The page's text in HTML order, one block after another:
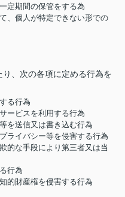
定期間の保管をする為
、個人が特定できない形での
、次の各項に定める行為を
る行為
ービスを利用する行為
を送信又は書き込む行為
ライバシー等を侵害する行為
的な手段により第三者又は当
行為
的財産権を侵害する行為